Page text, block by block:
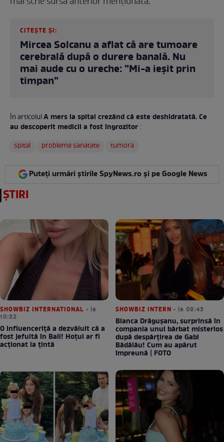
CITEȘTE ȘI:
Mircea Solcanu a aflat că are tumoare
cerebrală după o durere banală. Nu
mai aude cu o ureche: ”Mi-a ieșit prin
timpan”
În articolulA mers la spital crezând că este deshidratată. Ce
au descoperit medicii a fost îngrozitor :
spital
probleme sanatate tumora
Puteți urmări știrile SpyNews.ro și pe Google News
ȘTIRI
SHOWBIZ INTERNATIONAL • la
10:32
O influenceriță a dezvăluit că a
fost jefuită în Bali! Hoțul ar fi
acționat la țintă
SHOWBIZ INTERN • la 09:43
Bianca Drăgușanu, surprinsă în
compania unui bărbat misterios
după despărțirea de Gabi
Bădălău! Cum au apărut
împreună | FOTO